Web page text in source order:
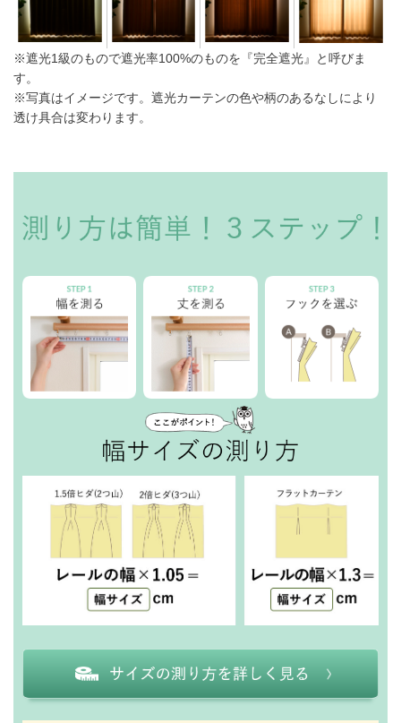
※遮光1級のもので遮光率100%のものを『完全遮光』と呼びま
す。
※写真はイメージです。遮光カーテンの色や柄のあるなしにより
透け具合は変わります。